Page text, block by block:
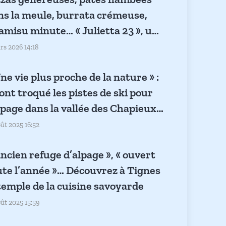
la meule, burrata crémeuse,
minute… « Julietta 23 », un
d’Italie à Tignes
2026 14:18
vie plus proche de la nature » :
troqué les pistes de ski pour
dans la vallée des Chapieux…
sur la Bergerie de la Fya
2025 16:52
refuge d’alpage », « ouvert
l’année »… Découvrez à Tignes
de la cuisine savoyarde
2025 15:59